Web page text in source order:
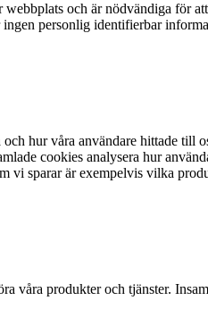
och är nödvändiga för
personlig identifierbar
hur våra användare hittade
cookies analysera hur
vi sparar är exempelvis vilka
våra produkter och tjänster.